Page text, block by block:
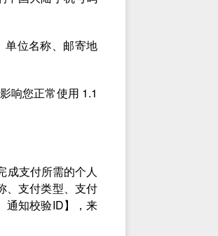
单位名称、邮寄地
响您正常使用 1.1
成支付所需的个人
、支付类型、支付
通知校验ID】，来